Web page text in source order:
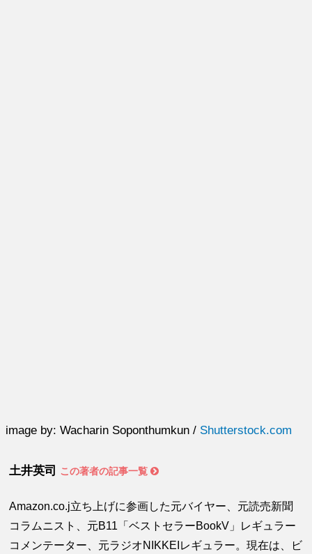
image by: Wacharin Soponthumkun / Shutterstock.com
土井英司 この著者の記事一覧
Amazon.co.j立ち上げに参画した元バイヤー、元読売新聞
コラムニスト、元B11「ベストセラーBookV」レギュラー
コメンテーター、元ラジオNIKKEIレギュラー。現在は、ビ